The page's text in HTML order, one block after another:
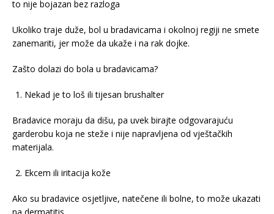
to nije bojazan bez razloga
Ukoliko traje duže, bol u bradavicama i okolnoj regiji ne smete
zanemariti, jer može da ukaže i na rak dojke.
Zašto dolazi do bola u bradavicama?
Nekad je to loš ili tijesan brushalter
Bradavice moraju da dišu, pa uvek birajte odgovarajuću
garderobu koja ne steže i nije napravljena od vještačkih
materijala.
Ekcem ili iritacija kože
Ako su bradavice osjetljive, natečene ili bolne, to može ukazati